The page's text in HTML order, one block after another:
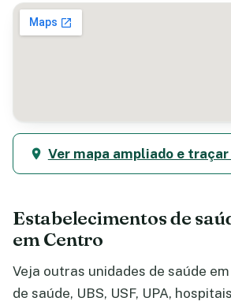
Ver mapa ampliado e
Estabelecimentos de
em Centro
Veja outras unidades de saúde
de saúde, UBS, USF, UPA,